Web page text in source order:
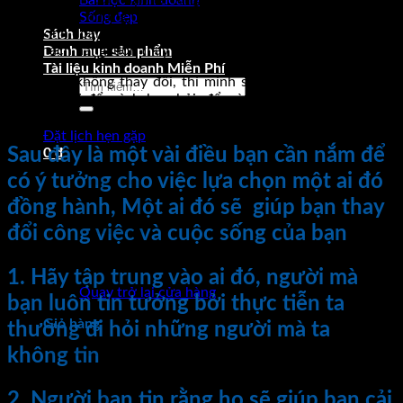
Sống đẹp
Sách hay
Danh mục sản phẩm
Tài liệu kinh doanh Miễn Phí
Tìm
Đặt lịch hẹn gặp
0₫
Quay trở lại cửa hàng
Giỏ hàng
thành công, nhưng thực sự chỉ là sự may mắn, Tư duy và kiến
thức kinh doanh của mình còn hạn hẹp, Cuộc sống luôn thay
đổi, khách hàng luôn thay đổi, và thị trường luôn thay đổi..
Nếu mình không thay đổi, thì mình sẽ bị tụt lùi, và việc lựa
chọn người để mình học hỏi, để mình đồng hành, để mình
phát triển hơn thực sự là một điều vô cùng quan trọng
Sau đây là một vài điều bạn cần nắm để
có ý tưởng cho việc lựa chọn một ai đó
đồng hành, Một ai đó sẽ giúp bạn thay
đổi công việc và cuộc sống của bạn
1. Hãy tập trung vào ai đó, người mà
bạn luôn tin tưởng bởi thực tiễn ta
thường đi hỏi những người mà ta
không tin